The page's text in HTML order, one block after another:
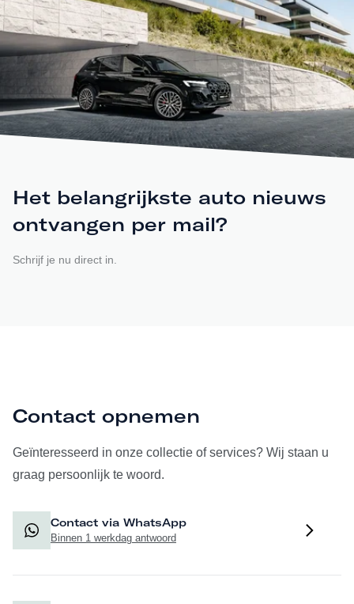
Het belangrijkste auto nieuws
ontvangen per mail?
Schrijf je nu direct in.
Contact opnemen
Geïnteresseerd in onze collectie of services? Wij staan u
graag persoonlijk te woord.
Contact via WhatsApp
Binnen 1 werkdag antwoord